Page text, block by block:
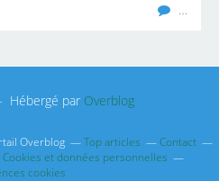
…
Hébergé par Overblog
Overblog Top articles
Contact
Cookies et données personnelles
cookies